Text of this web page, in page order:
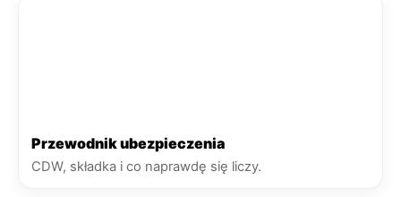
Przewodnik ubezpieczenia
CDW, składka i co naprawdę się liczy.